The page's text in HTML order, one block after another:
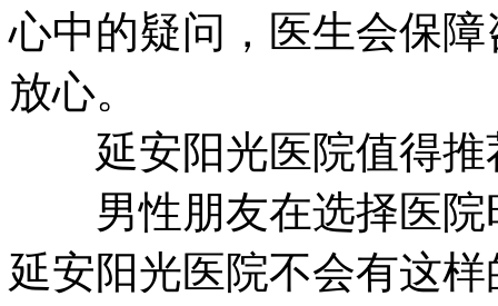
心中的疑问，医生会保
放心。
延安阳光医院值得推
男性朋友在选择医院
延安阳光医院不会有这